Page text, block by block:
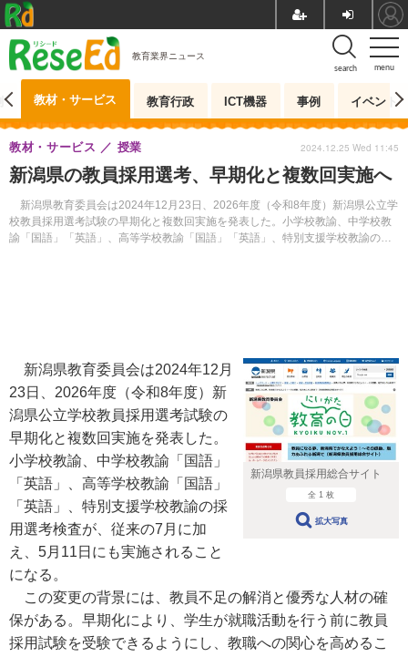
menu
search
教育業界ニュース
教材・サービス 教育行政 ICT機器 事例 イベント
新潟県の教員採用選考、早期化と複数回実施へ
新潟県教育委員会は2024年12月23日、2026年度（令和8年度）新潟県公立学
校教員採用選考試験の早期化と複数回実施を発表した。小学校教諭、中学校教
諭「国語」「英語」、高等学校教諭「国語」「英語」、特別支援学校教諭の採
教材・サービス 授業 2024.12.25 Wed 11:45
新潟県教員採用総合サイト
全 1 枚
拡大写真
新潟県教育委員会は2024年12月
23日、2026年度（令和8年度）新
潟県公立学校教員採用選考試験の
早期化と複数回実施を発表した。
小学校教諭、中学校教諭「国語」
「英語」、高等学校教諭「国語」
「英語」、特別支援学校教諭の採
用選考検査が、従来の7月に加
え、5月11日にも実施されること
になる。
この変更の背景には、教員不足の解消と優秀な人材の確
保がある。早期化により、学生が就職活動を行う前に教員
採用試験を受験できるようにし、教職への関心を高めるこ